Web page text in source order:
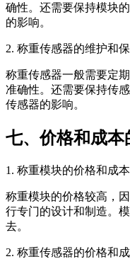
确性。还需要保持模块
的影响。
2. 称重传感器的维护和保
称重传感器一般需要定
准确性。还需要保持传
传感器的影响。
七、价格和成本
1. 称重模块的价格和成本
称重模块的价格较高，
行专门的设计和制造。
去。
2. 称重传感器的价格和成